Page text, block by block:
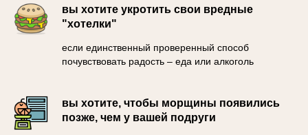
вы хотите укротить свои вредные
"хотелки"
если единственный проверенный способ
почувствовать радость – еда или алкоголь
вы хотите, чтобы морщины появились
позже, чем у вашей подруги